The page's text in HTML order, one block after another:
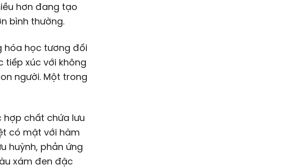
hơn đang tạo
bình thường.
hóa học tương đối
tiếp xúc với không
người. Một trong
hợp chất chứa lưu
có mặt với hàm
huỳnh, phản ứng
xám đen đặc